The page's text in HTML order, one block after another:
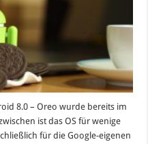
8.0 – Oreo wurde bereits im
ist das OS für wenige
für die Google-eigenen